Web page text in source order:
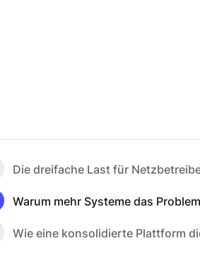
Die dreifache Last für
Warum mehr Systeme das
Wie eine konsolidierte Plattform